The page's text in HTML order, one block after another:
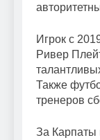
Игрок с
Ривер
Также
тренеров
За Карпаты